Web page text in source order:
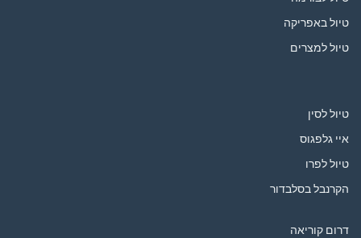
טיול באפריקה
טיול למצרים
טיול לסין
איי גלפגוס
טיול לפרו
הקרנבל בסלבדור
דרום קוריאה